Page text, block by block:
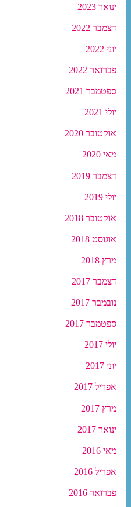
ינואר 2023
דצמבר 2022
יוני 2022
פברואר 2022
ספטמבר 2021
יולי 2021
אוקטובר 2020
מאי 2020
דצמבר 2019
יולי 2019
אוקטובר 2018
אוגוסט 2018
מרץ 2018
דצמבר 2017
נובמבר 2017
ספטמבר 2017
יולי 2017
יוני 2017
אפריל 2017
מרץ 2017
ינואר 2017
מאי 2016
אפריל 2016
פברואר 2016